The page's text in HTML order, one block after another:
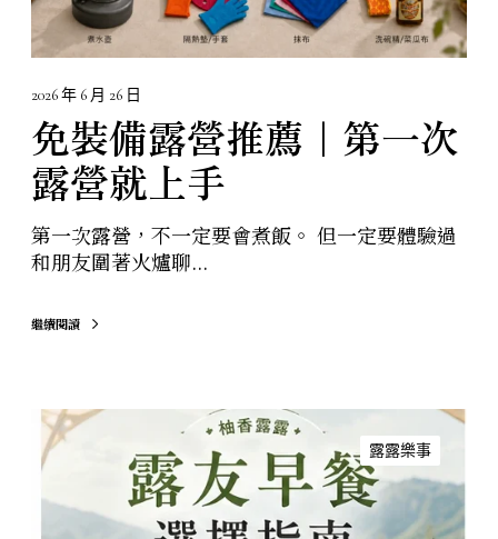
次
露
營
就
上
手
2026 年 6 月 26 日
免裝備露營推薦｜第一次
露營就上手
第一次露營，不一定要會煮飯。 但一定要體驗過
和朋友圍著火爐聊...
繼續閱讀
柚
香
露
露
露露樂事